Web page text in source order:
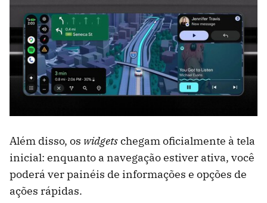
Além disso, os widgetschegam oficialmente à tela
inicial: enquanto a navegação estiver ativa, você
poderá ver painéis de informações e opções de
ações rápidas.